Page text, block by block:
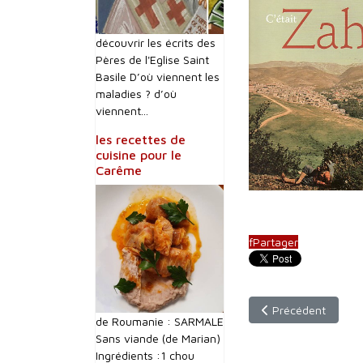
découvrir les écrits des
Pères de l'Eglise Saint
Basile D’où viennent les
maladies ? d’où
viennent...
les recettes de
cuisine pour le
Carême
de Roumanie : SARMALE
Sans viande (de Marian)
Ingrédients :1 chou
fPartager
Article précédent :
Précédent